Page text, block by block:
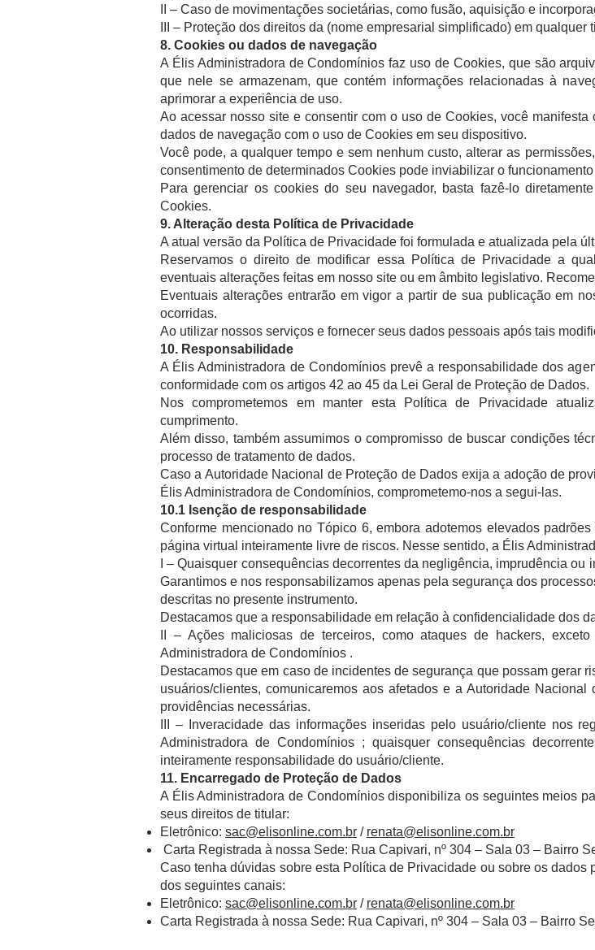
II – Caso de movimentações societárias, como fusão, aquisição e
III – Proteção dos direitos da (nome empresarial simplificado) em
8. Cookies ou dados de navegação
A Élis Administradora de Condomínios faz uso de Cookies, que são
que nele se armazenam, que contém informações relacionadas à
aprimorar a experiência de uso.
Ao acessar nosso site e consentir com o uso de Cookies, você
dados de navegação com o uso de Cookies em seu dispositivo.
Você pode, a qualquer tempo e sem nenhum custo, alterar as
consentimento de determinados Cookies pode inviabilizar o
Para gerenciar os cookies do seu navegador, basta fazê-lo
Cookies.
9. Alteração desta Política de Privacidade
A atual versão da Política de Privacidade foi formulada e atualizada pela
Reservamos o direito de modificar essa Política de Privacidade a
eventuais alterações feitas em nosso site ou em âmbito legislativo.
Eventuais alterações entrarão em vigor a partir de sua publicação em
ocorridas.
Ao utilizar nossos serviços e fornecer seus dados pessoais após tais
10. Responsabilidade
A Élis Administradora de Condomínios prevê a responsabilidade dos
conformidade com os artigos 42 ao 45 da Lei Geral de Proteção de Dados.
Nos comprometemos em manter esta Política de Privacidade
cumprimento.
Além disso, também assumimos o compromisso de buscar condições
processo de tratamento de dados.
Caso a Autoridade Nacional de Proteção de Dados exija a adoção de
Élis Administradora de Condomínios, comprometemo-nos a segui-las.
10.1 Isenção de responsabilidade
Conforme mencionado no Tópico 6, embora adotemos elevados
página virtual inteiramente livre de riscos. Nesse sentido, a Élis
I – Quaisquer consequências decorrentes da negligência, imprudência
Garantimos e nos responsabilizamos apenas pela segurança dos
descritas no presente instrumento.
Destacamos que a responsabilidade em relação à confidencialidade dos
II – Ações maliciosas de terceiros, como ataques de hackers,
Administradora de Condomínios .
Destacamos que em caso de incidentes de segurança que possam gerar
usuários/clientes, comunicaremos aos afetados e a Autoridade
providências necessárias.
III – Inveracidade das informações inseridas pelo usuário/cliente nos
Administradora de Condomínios ; quaisquer consequências
inteiramente responsabilidade do usuário/cliente.
11. Encarregado de Proteção de Dados
A Élis Administradora de Condomínios disponibiliza os seguintes meios
seus direitos de titular:
Eletrônico: sac@elisonline.com.br / renata@elisonline.com.br
Carta Registrada à nossa Sede: Rua Capivari, nº 304 – Sala 03 – Bairro
Caso tenha dúvidas sobre esta Política de Privacidade ou sobre os
dos seguintes canais:
Eletrônico: sac@elisonline.com.br / renata@elisonline.com.br
Carta Registrada à nossa Sede: Rua Capivari, nº 304 – Sala 03 – Bairro